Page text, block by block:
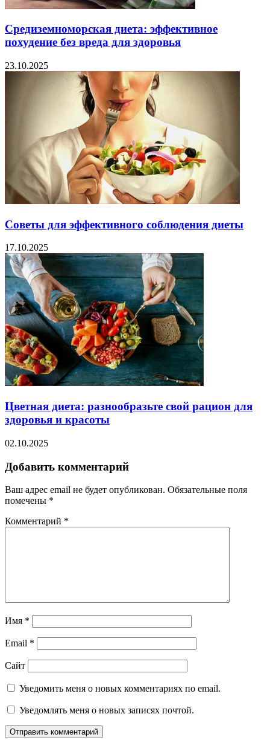
Средиземноморская диета: эффективное
похудение без вреда для здоровья
23.10.2025
Советы для эффективного соблюдения диеты
17.10.2025
Цветная диета: разнообразьте свой рацион для
здоровья и красоты
02.10.2025
Добавить комментарий
Ваш адрес email не будет опубликован. Обязательные поля
помечены *
Комментарий *
Имя *
Email *
Сайт
Уведомить меня о новых комментариях по email.
Уведомлять меня о новых записях почтой.